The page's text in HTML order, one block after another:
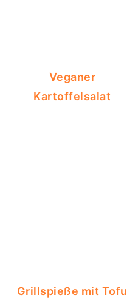
Veganer
Kartoffelsalat
Grillspieße mit Tofu